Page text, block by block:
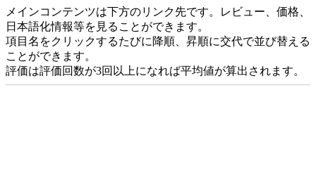
メインコンテンツは下方のリンク先です。レビュー、価格、
日本語化情報等を見ることができます。
項目名をクリックするたびに降順、昇順に交代で並び替える
ことができます。
評価は評価回数が3回以上になれば平均値が算出されます。